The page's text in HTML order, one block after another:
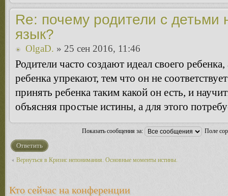
Re: почему родители с детьми
язык?
OlgaD. » 25 сен 2016, 11:46
Родители часто создают идеал своего
ребенка упрекают, тем что он не
принять ребенка таким какой он есть, и
объясняя простые истины, а для этого
Показать сообщения за: Поле
Ответить
Вернуться в Кризис непонимания. Основные моменты истины.
Кто сейчас на конференции